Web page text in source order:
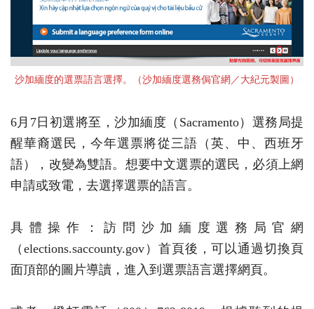
沙加緬度的選票語言選擇。（沙加緬度選務侷官網／大紀元製圖）
6月7日初選將至，沙加緬度（Sacramento）選務局提
醒華裔選民，今年選票將從三語（英、中、西班牙
語），改變為雙語。想要中文選票的選民，必須上網
申請或致電，去選擇選票的語言。
具體操作：訪問沙加緬度選務局官網
（elections.saccounty.gov）首頁後，可以通過切換頁
面頂部的圖片導讀，進入到選票語言選擇網頁。